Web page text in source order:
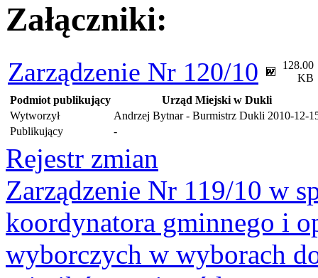
Załączniki:
Zarządzenie Nr 120/10
128.00
KB
Podmiot publikujący
Urząd Miejski w Dukli
Wytworzył
Andrzej Bytnar - Burmistrz Dukli 2010-12-
Publikujący
-
Rejestr zmian
Zarządzenie Nr 119/10 w
koordynatora gminnego i
wyborczych w wyborach